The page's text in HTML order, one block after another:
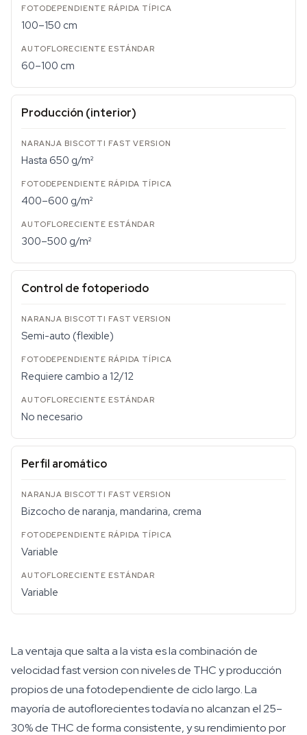
100–150 cm
60–100 cm
Producción (interior)
Hasta 650 g/m²
400–600 g/m²
300–500 g/m²
Control de fotoperiodo
Semi-auto (flexible)
Requiere cambio a 12/12
No necesario
Perfil aromático
Bizcocho de naranja, mandarina, crema
Variable
Variable
La ventaja que salta a la vista es la combinación de
velocidad fast version con niveles de THC y producción
propios de una fotodependiente de ciclo largo. La
mayoría de autoflorecientes todavía no alcanzan el 25–
30% de THC de forma consistente, y su rendimiento por